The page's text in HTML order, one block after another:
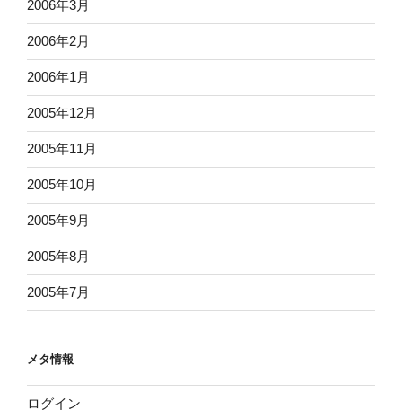
2006年3月
2006年2月
2006年1月
2005年12月
2005年11月
2005年10月
2005年9月
2005年8月
2005年7月
メタ情報
ログイン